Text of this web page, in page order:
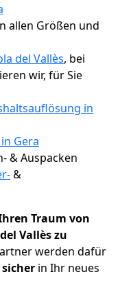
allen Größen und
del Vallès, bei
wir, für Sie
in
Gera
& Auspacken
&
Traum von
Vallès zu
werden dafür
in Ihr neues